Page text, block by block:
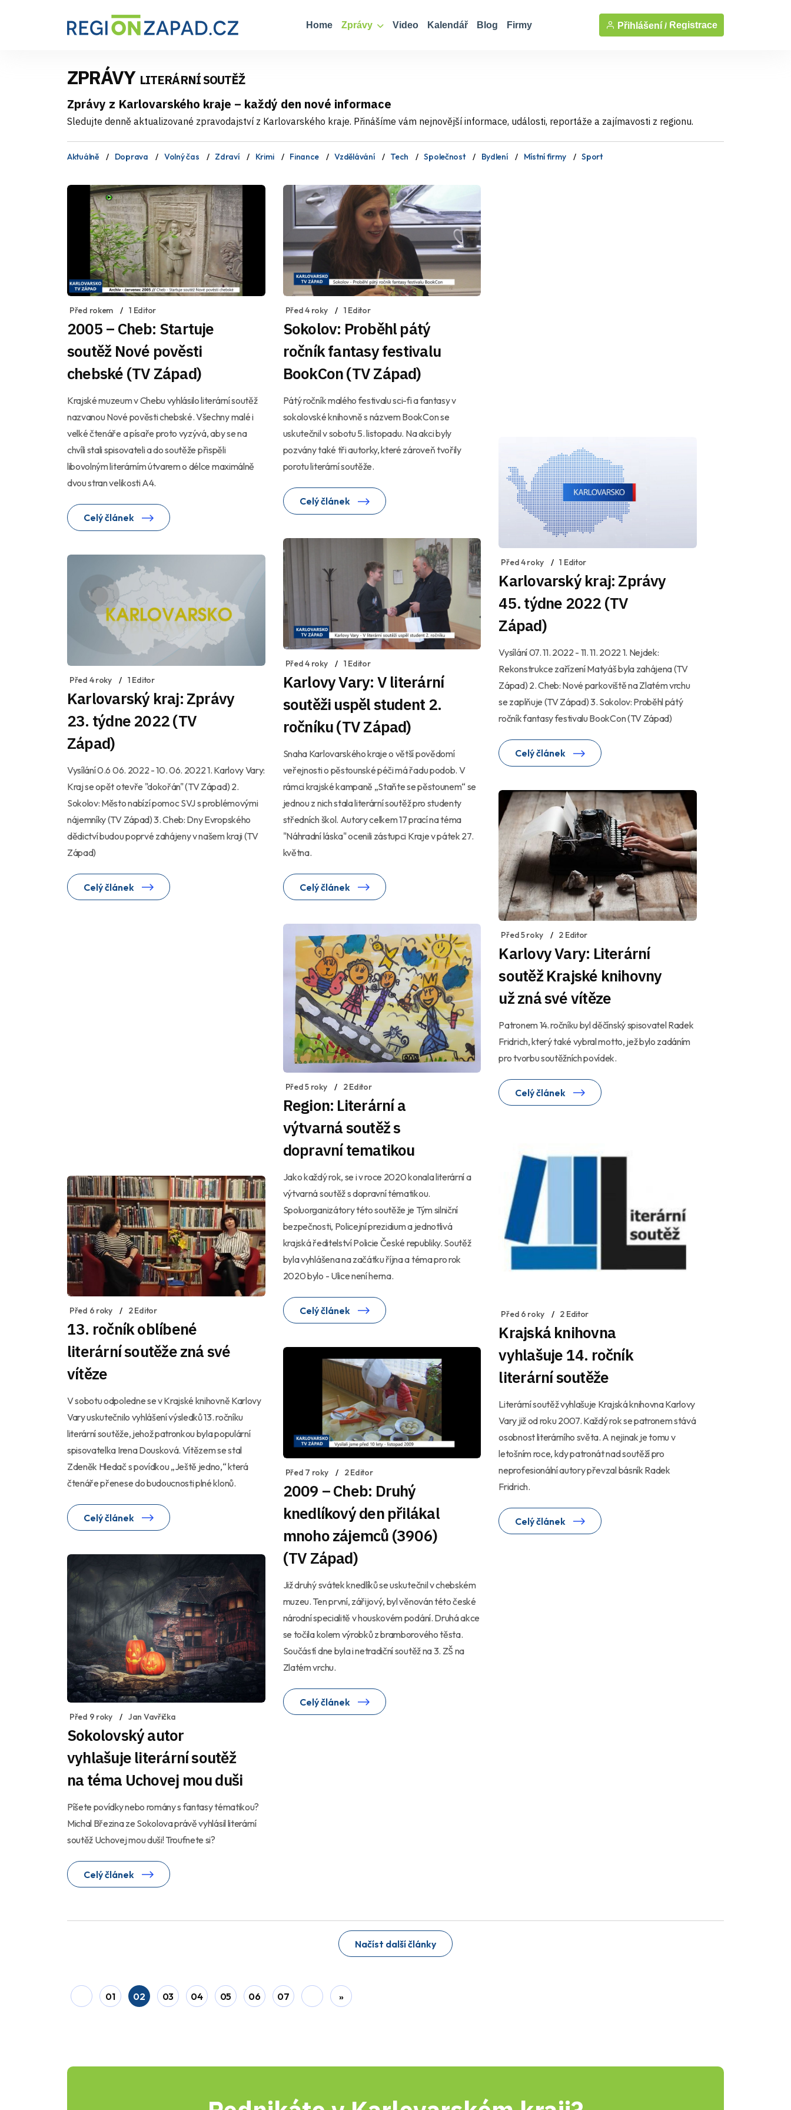
Home Zprávy Video Kalendář Blog Firmy Přihlášení / Registrace
ZPRÁVY LITERÁRNÍ SOUTĚŽ
Zprávy z Karlovarského kraje – každý den nové informace
Sledujte denně aktualizované zpravodajství z Karlovarského kraje. Přinášíme vám nejnovější informace, události, reportáže a zajímavosti z regionu.
Aktuálně Doprava Volný čas Zdraví Krimi Finance Vzdělávání Tech Společnost Bydlení Místní firmy Sport
Před rokem 1 Editor
2005 – Cheb: Startuje
soutěž Nové pověsti
chebské (TV Západ)
Krajské muzeum v Chebu vyhlásilo literární soutěž
nazvanou Nové pověsti chebské. Všechny malé i
velké čtenáře a písaře proto vyzývá, aby se na
chvíli stali spisovateli a do soutěže přispěli
libovolným literárním útvarem o délce maximálně
dvou stran velikosti A4.
Celý článek
Před 4 roky 1 Editor
Sokolov: Proběhl pátý
ročník fantasy festivalu
BookCon (TV Západ)
Pátý ročník malého festivalu sci-fi a fantasy v
sokolovské knihovně s názvem BookCon se
uskutečnil v sobotu 5. listopadu. Na akci byly
pozvány také tři autorky, které zároveň tvořily
porotu literární soutěže.
Celý článek
Před 4 roky 1 Editor
Karlovarský kraj: Zprávy
45. týdne 2022 (TV
Západ)
Vysílání 07. 11. 2022 - 11. 11. 2022 1. Nejdek:
Rekonstrukce zařízení Matyáš byla zahájena (TV
Západ) 2. Cheb: Nové parkoviště na Zlatém vrchu
se zaplňuje (TV Západ) 3. Sokolov: Proběhl pátý
ročník fantasy festivalu BookCon (TV Západ)
Celý článek
Před 4 roky 1 Editor
Karlovy Vary: V literární
soutěži uspěl student 2.
ročníku (TV Západ)
Snaha Karlovarského kraje o větší povědomí
veřejnosti o pěstounské péči má řadu podob. V
rámci krajské kampaně „Staňte se pěstounem“ se
jednou z nich stala literární soutěž pro studenty
středních škol. Autory celkem 17 prací na téma
"Náhradní láska" ocenili zástupci Kraje v pátek 27.
května.
Celý článek
Před 4 roky 1 Editor
Karlovarský kraj: Zprávy
23. týdne 2022 (TV
Západ)
Vysílání 0.6 06. 2022 - 10. 06. 2022 1. Karlovy Vary:
Kraj se opět otevře "dokořán" (TV Západ) 2.
Sokolov: Město nabízí pomoc SVJ s problémovými
nájemníky (TV Západ) 3. Cheb: Dny Evropského
dědictví budou poprvé zahájeny v našem kraji (TV
Západ)
Celý článek
Před 5 roky 2 Editor
Karlovy Vary: Literární
soutěž Krajské knihovny
už zná své vítěze
Patronem 14. ročníku byl děčínský spisovatel Radek
Fridrich, který také vybral motto, jež bylo zadáním
pro tvorbu soutěžních povídek.
Celý článek
Před 5 roky 2 Editor
Region: Literární a
výtvarná soutěž s
dopravní tematikou
Jako každý rok, se i v roce 2020 konala literární a
výtvarná soutěž s dopravní tématikou.
Spoluorganizátory této soutěže je Tým silniční
bezpečnosti, Policejní prezidium a jednotlivá
krajská ředitelství Policie České republiky. Soutěž
byla vyhlášena na začátku října a téma pro rok
2020 bylo - Ulice není herna.
Celý článek Před 6 roky 2 Editor
Krajská knihovna
vyhlašuje 14. ročník
literární soutěže
Literární soutěž vyhlašuje Krajská knihovna Karlovy
Vary již od roku 2007. Každý rok se patronem stává
osobnost literárního světa. A nejinak je tomu v
letošním roce, kdy patronát nad soutěží pro
neprofesionální autory převzal básník Radek
Fridrich.
Celý článek
Před 6 roky 2 Editor
13. ročník oblíbené
literární soutěže zná své
vítěze
V sobotu odpoledne se v Krajské knihovně Karlovy
Vary uskutečnilo vyhlášení výsledků 13. ročníku
literární soutěže, jehož patronkou byla populární
spisovatelka Irena Dousková. Vítězem se stal
Zdeněk Hledač s povídkou „Ještě jedno,“ která
čtenáře přenese do budoucnosti plné klonů.
Celý článek
Před 7 roky 2 Editor
2009 – Cheb: Druhý
knedlíkový den přilákal
mnoho zájemců (3906)
(TV Západ)
Již druhý svátek knedlíků se uskutečnil v chebském
muzeu. Ten první, zářijový, byl věnován této české
národní specialitě v houskovém podání. Druhá akce
se točila kolem výrobků z bramborového těsta.
Součástí dne byla i netradiční soutěž na 3. ZŠ na
Zlatém vrchu.
Celý článek
Před 9 roky Jan Vavřička
Sokolovský autor
vyhlašuje literární soutěž
na téma Uchovej mou duši
Píšete povídky nebo romány s fantasy tématikou?
Michal Březina ze Sokolova právě vyhlásil literární
soutěž Uchovej mou duši! Troufnete si?
Celý článek
Načíst další články
01 02 03 04 05 06 07 »